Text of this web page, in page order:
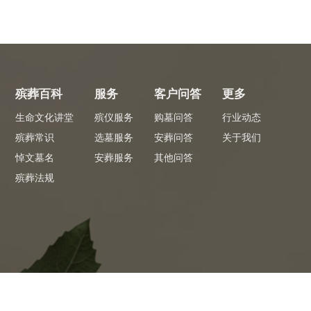
殡葬百科
生命文化讲堂
殡葬常识
悼文墓名
殡葬法规
服务
殡仪服务
选墓服务
安葬服务
客户问答
购墓问答
安葬问答
其他问答
更多
行业动态
关于我们